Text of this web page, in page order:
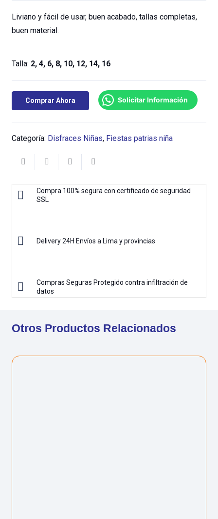
Liviano y fácil de usar, buen acabado, tallas completas,
buen material.
Talla: 2, 4, 6, 8, 10, 12, 14, 16
Comprar Ahora Solicitar Información
Categoría: Disfraces Niñas, Fiestas patrias niña
Compra 100% segura con certificado de seguridad
SSL
Delivery 24H Envíos a Lima y provincias
Compras Seguras Protegido contra infiltración de
datos
Otros Productos Relacionados